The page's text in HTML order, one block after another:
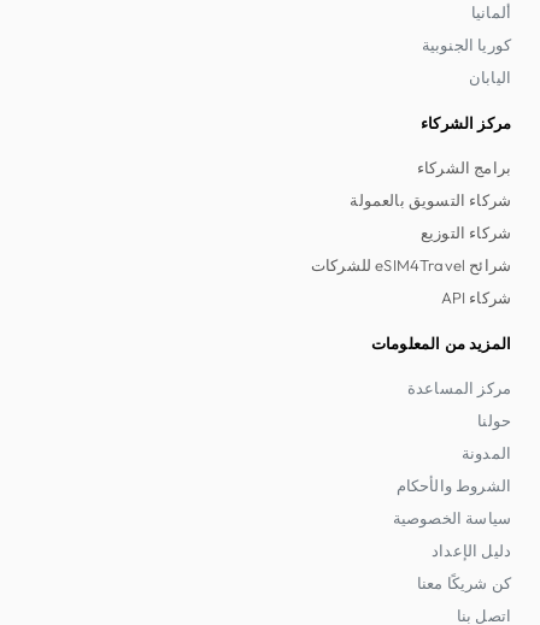
ألمانيا
كوريا الجنوبية
اليابان
مركز الشركاء
برامج الشركاء
شركاء التسويق بالعمولة
شركاء التوزيع
شرائح eSIM4Travel للشركات
شركاء API
المزيد من المعلومات
مركز المساعدة
حولنا
المدونة
الشروط والأحكام
سياسة الخصوصية
دليل الإعداد
كن شريكًا معنا
اتصل بنا